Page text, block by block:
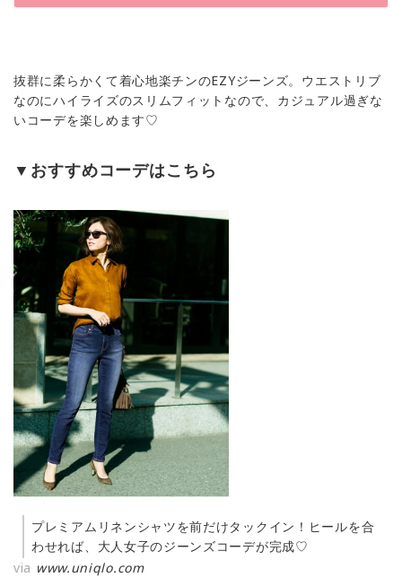
抜群に柔らかくて着心地楽チンのEZYジーンズ。ウエストリブ
なのにハイライズのスリムフィットなので、カジュアル過ぎな
いコーデを楽しめます♡
▼おすすめコーデはこちら
プレミアムリネンシャツを前だけタックイン！ヒールを合
わせれば、大人女子のジーンズコーデが完成♡
via www.uniqlo.com